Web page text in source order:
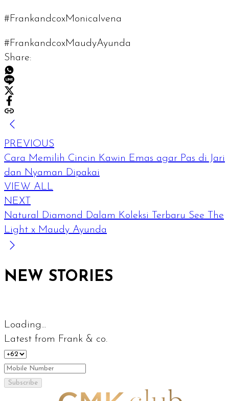
#FrankandcoxMonicaIvena
#FrankandcoxMaudyAyunda
Share:
PREVIOUS
Cara Memilih Cincin Kawin Emas agar Pas di Jari
dan Nyaman Dipakai
VIEW ALL
NEXT
Natural Diamond Dalam Koleksi Terbaru See The
Light x Maudy Ayunda
NEW STORIES
Loading...
Latest from Frank & co.
Subscribe